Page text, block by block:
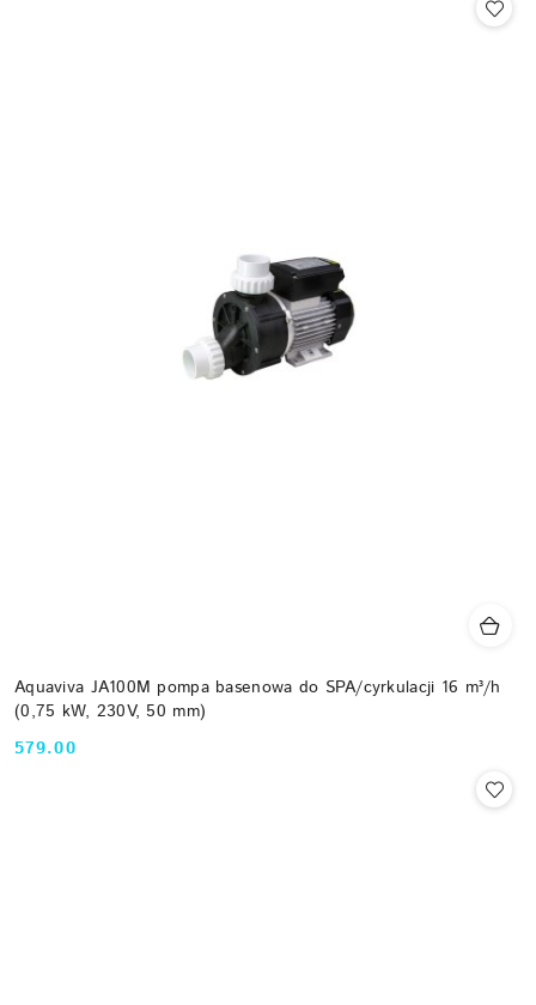
Aquaviva JA100M pompa basenowa do SPA/cyrkulacji 16 m³/h
(0,75 kW, 230V, 50 mm)
Cena:
579.00